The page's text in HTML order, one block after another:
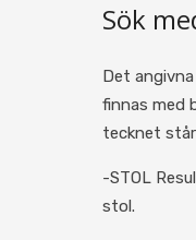
Sök
Det
finnas med
tecknet står
-STOL
stol.